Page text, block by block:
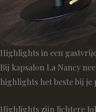
Highlights in een
Bij kapsalon La Nancy
highlights het beste bij je
Highlights zijn lichtere